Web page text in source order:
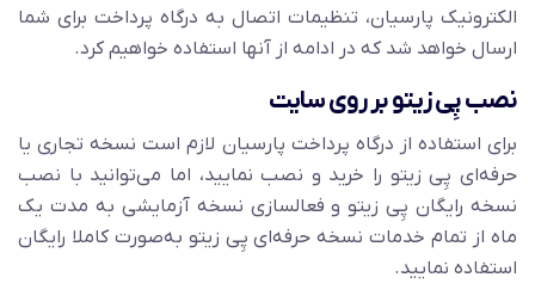
الکترونیک پارسیان، تنظیمات اتصال به درگاه پرداخت برای شما
ارسال خواهد شد که در ادامه از آنها استفاده خواهیم کرد.
نصب پِی زیتو بر روی سایت
برای استفاده از درگاه پرداخت پارسیان لازم است نسخه تجاری یا
حرفه‌ای پِی زیتو را خرید و نصب نمایید، اما می‌توانید با نصب
نسخه رایگان پِی زیتو و فعالسازی نسخه آزمایشی به مدت یک
ماه از تمام خدمات نسخه حرفه‌ای پِی زیتو به‌صورت کاملا رایگان
استفاده نمایید.